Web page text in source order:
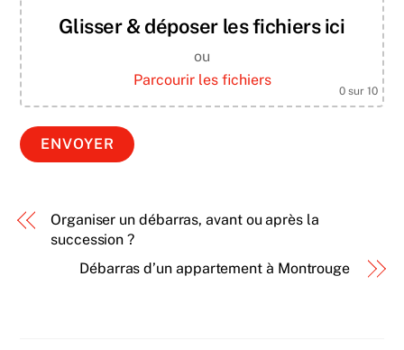
Glisser & déposer les fichiers ici
ou
Parcourir les fichiers
0sur 10
Organiser un débarras, avant ou après la
succession ?
Débarras d’un appartement à Montrouge